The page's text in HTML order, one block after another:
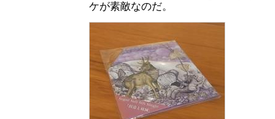
ケが素敵なのだ。